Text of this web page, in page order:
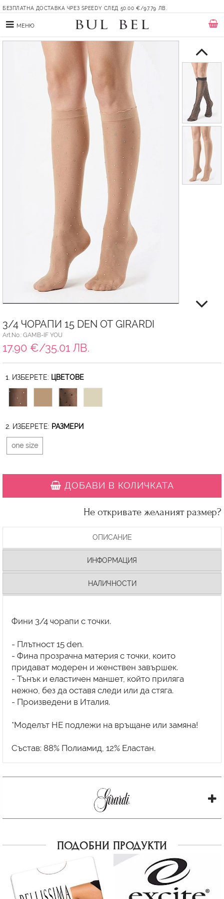
БЕЗПЛАТНА ДОСТАВКА ЧРЕЗ SPEEDY СЛЕД 50.00 €/97.79 ЛВ.
МЕНЮ
3/4 ЧОРАПИ 15 DEN ОТ GIRARDI
Art.No.: GAMB-IF YOU
17.90 €/35.01 ЛВ.
1. ИЗБЕРЕТЕ: ЦВЕТОВЕ
2. ИЗБЕРЕТЕ: РАЗМЕРИ
one size
ДОБАВИ В КОЛИЧКАТА
Не откривате желаният размер?
ОПИСАНИЕ
ИНФОРМАЦИЯ
НАЛИЧНОСТИ
Фини 3/4 чорапи с точки.
- Плътност 15 den.
- Фина прозрачна материя с точки, които
придават модерен и женствен завършек.
- Тънък и еластичен маншет, който приляга
нежно, без да оставя следи или да стяга.
- Произведени в Италия.
*Моделът НЕ подлежи на връщане или замяна!
Състав: 88% Полиамид, 12% Еластан.
ПОДОБНИ ПРОДУКТИ